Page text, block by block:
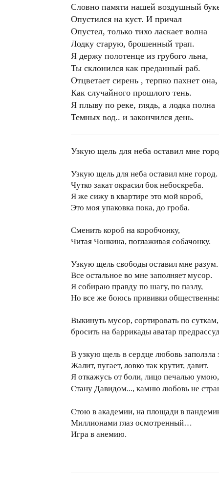
Словно памяти нашей воздушный
Опустился на куст. И причал
Опустел, только тихо ласкает волна
Лодку старую, брошенный трап.
Я держу полотенце из грубого льна,
Ты склонился как преданный раб.
Отцветает сирень , терпко пахнет она,
Как случайного прошлого тень.
Я плыву по реке, глядь, а лодка полна
Темных вод.. и закончился день.
Узкую щель для неба оставил мне
Узкую щель для неба оставил мне город.
Чутко закат окрасил бок небоскреба.
Я же сижу в квартире это мой короб,
Это моя упаковка пока, до гроба.
Сменить короб на коробчонку,
Читая Чонкина, поглаживая собачонку.
Узкую щель свободы оставил мне разум.
Все остальное во мне заполняет мусор.
Я собираю правду по шагу, по пазлу,
Но все же боюсь прививки
Выкинуть мусор, сортировать по суткам,
бросить на баррикады аватар
В узкую щель в сердце любовь заползла
Жалит, пугает, ловко так крутит, давит.
Я откажусь от боли, лицо печалью умою,
Стану Давидом..., камню любовь не
Стою в академии, на площади в
Миллионами глаз осмотренный…
Игра в анемию.